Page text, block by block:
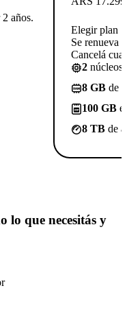
años.
Elegir plan
Se renueva
Cancelá
2 núcleos
8 GB de
100 GB
8 TB de
lo que necesitás y